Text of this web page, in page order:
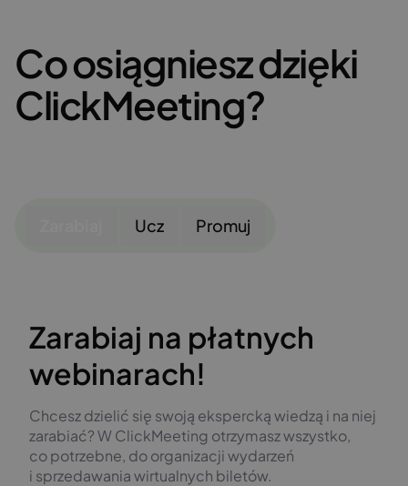
Co osiągniesz dzięki
ClickMeeting?
Ucz Promuj
Zarabiaj na płatnych
webinarach!
Chcesz dzielić się swoją ekspercką wiedzą i na niej
zarabiać? W ClickMeeting otrzymasz wszystko,
co potrzebne, do organizacji wydarzeń
i sprzedawania wirtualnych biletów.